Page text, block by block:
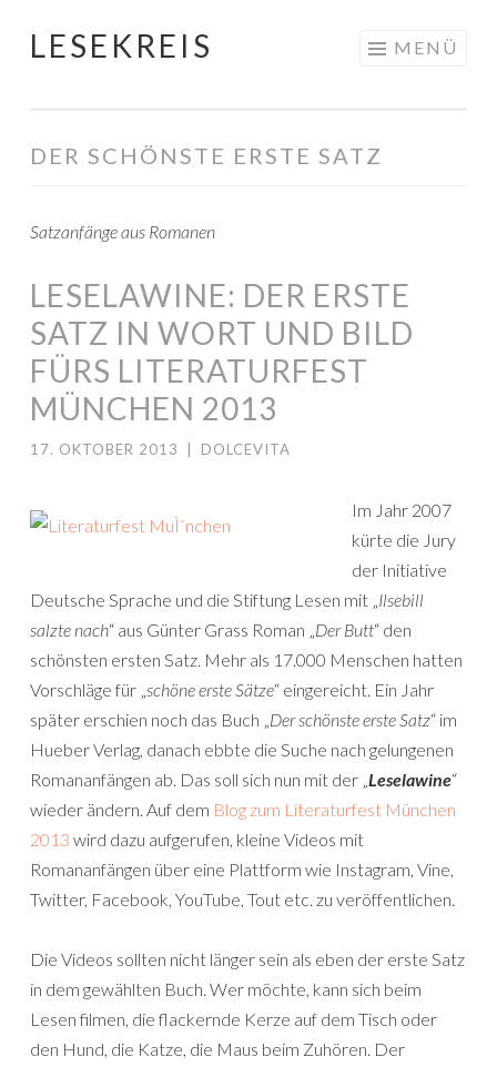
Springe
LESEKREIS MENÜ
DER SCHÖNSTE ERSTE SATZ
Satzanfänge aus Romanen
LESELAWINE: DER ERSTE
SATZ IN WORT UND BILD
FÜRS LITERATURFEST
MÜNCHEN 2013
17. OKTOBER 2013 DOLCEVITA
Im Jahr 2007
kürte die Jury
der Initiative
Deutsche Sprache und die Stiftung Lesen mit „Ilsebill
salzte nach“ aus Günter Grass Roman „Der Butt“ den
schönsten ersten Satz. Mehr als 17.000 Menschen hatten
Vorschläge für „schöne erste Sätze“ eingereicht. Ein Jahr
später erschien noch das Buch „Der schönste erste Satz“ im
Hueber Verlag, danach ebbte die Suche nach gelungenen
Romananfängen ab. Das soll sich nun mit der „Leselawine“
wieder ändern. Auf dem Blog zum Literaturfest München
2013 wird dazu aufgerufen, kleine Videos mit
Romananfängen über eine Plattform wie Instagram, Vine,
Twitter, Facebook, YouTube, Tout etc. zu veröffentlichen.
Die Videos sollten nicht länger sein als eben der erste Satz
in dem gewählten Buch. Wer möchte, kann sich beim
Lesen filmen, die flackernde Kerze auf dem Tisch oder
den Hund, die Katze, die Maus beim Zuhören. Der